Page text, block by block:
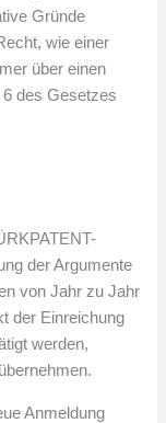
Gründe
wie einer
über einen
des Gesetzes
der Argumente
von Jahr zu Jahr
der Einreichung
werden,
Anmeldung